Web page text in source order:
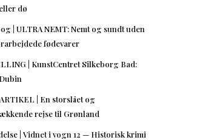
dø
| ULTRA NEMT: Nemt og sundt uden
fødevarer
| KunstCentret Silkeborg Bad:
| En storslået og
rejse til Grønland
| Vidnet i vogn 12 — Historisk krimi